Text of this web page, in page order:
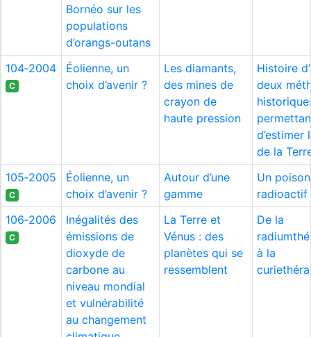
Bornéo sur les
populations
d’orangs-outans
104‑2004
C
Éolienne, un
choix d’avenir ?
Les diamants,
des mines de
crayon de
haute pression
Histoire
deux
d’estimer
de la
105‑2005
C
Éolienne, un
choix d’avenir ?
Autour d’une
gamme
Un poison
radioactif
106‑2006
C
Inégalités des
émissions de
dioxyde de
carbone au
niveau mondial
et vulnérabilité
au changement
La Terre et
Vénus : des
planètes qui se
ressemblent
De la
à la